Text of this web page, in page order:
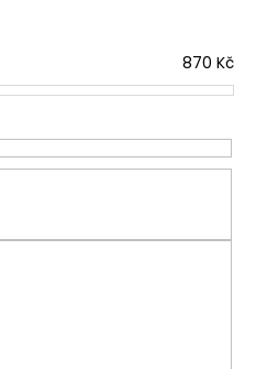
870 Kč